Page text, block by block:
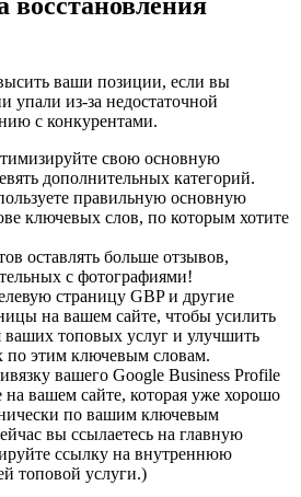
ваши позиции, если вы
упали из-за недостаточной
с конкурентами.
свою основную
дополнительных категорий.
правильную основную
ключевых слов, по которым хотите
оставлять больше отзывов,
с фотографиями!
страницу GBP и другие
на вашем сайте, чтобы усилить
ваших топовых услуг и улучшить
по этим ключевым словам.
вашего Google Business Profile
на вашем сайте, которая уже хорошо
по вашим ключевым
вы ссылаетесь на главную
ссылку на внутреннюю
топовой услуги.)